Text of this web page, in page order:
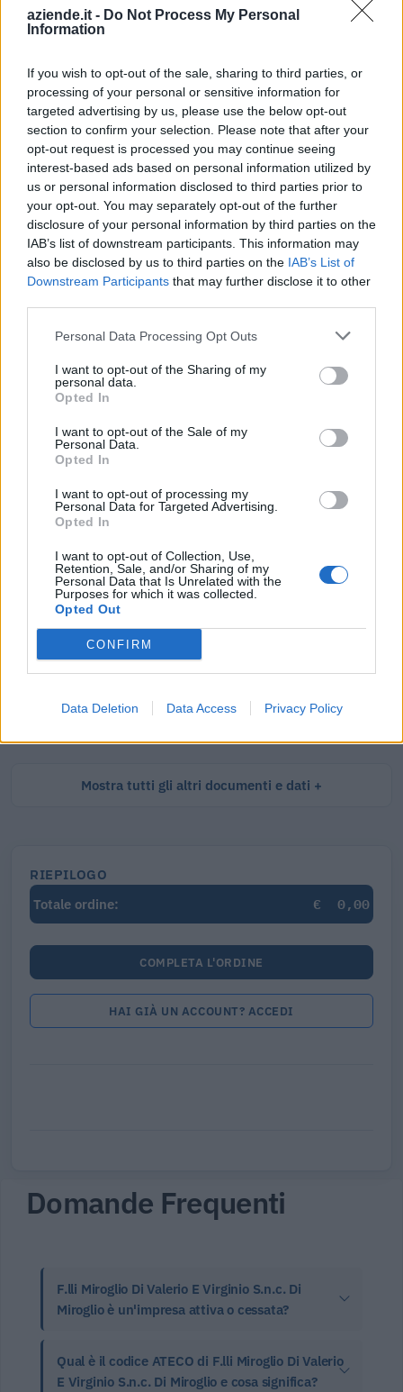
aziende.it - Do Not Process My Personal
Information
If you wish to opt-out of the sale, sharing to third parties, or
processing of your personal or sensitive information for
targeted advertising by us, please use the below opt-out
section to confirm your selection. Please note that after your
opt-out request is processed you may continue seeing
interest-based ads based on personal information utilized by
us or personal information disclosed to third parties prior to
your opt-out. You may separately opt-out of the further
disclosure of your personal information by third parties on the
IAB’s list of downstream participants. This information may
also be disclosed by us to third parties on the IAB’s List of
Downstream Participants that may further disclose it to other
Personal Data Processing Opt Outs
I want to opt-out of the Sharing of my
personal data.
Opted In
I want to opt-out of the Sale of my
Personal Data.
Opted In
I want to opt-out of processing my
Personal Data for Targeted Advertising.
Opted In
I want to opt-out of Collection, Use,
Retention, Sale, and/or Sharing of my
Personal Data that Is Unrelated with the
Purposes for which it was collected.
Opted Out
CONFIRM
Data Deletion Data Access Privacy Policy
Indirizzo: Via Xx Settembre 7, 14011
Provincia:Asti
Regione:Piemonte
Tutti i documenti e servizi disponibili →
Documenti più richiesti
€ 5,39 IVA inclusa
Visure Camerali - Storico Società di Persone
Mostra tutti gli altri documenti e dati
RIEPILOGO
Totale ordine:
€ 0,00
COMPLETA L'ORDINE
HAI GIÀ UN ACCOUNT? ACCEDI
Domande Frequenti
F.lli Miroglio Di Valerio E Virginio S.n.c. Di
Miroglio è un'impresa attiva o cessata?
Qual è il codice ATECO di F.lli Miroglio Di Valerio
E Virginio S.n.c. Di Miroglio e cosa significa?